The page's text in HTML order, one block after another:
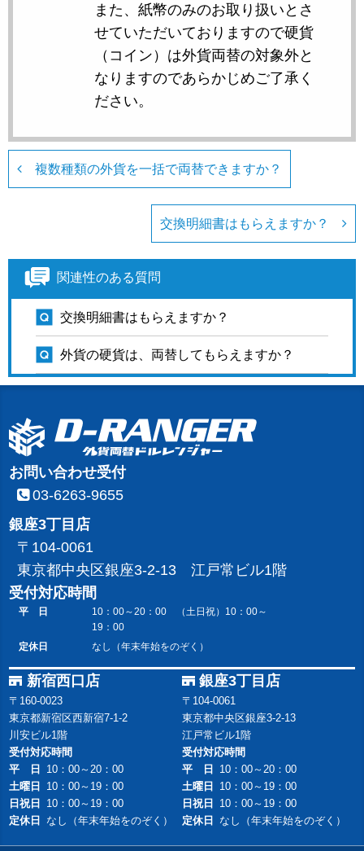
また、紙幣のみのお取り扱いとさ
せていただいておりますので硬貨
（コイン）は外貨両替の対象外と
なりますのであらかじめご了承く
ださい。
複数種類の外貨を一括で両替できますか？
交換明細書はもらえますか？
関連性のある質問
交換明細書はもらえますか？
外貨の硬貨は、両替してもらえますか？
お問い合わせ受付
03-6263-9655
銀座3丁目店
〒104-0061
東京都中央区銀座3-2-13 江戸常ビル1階
受付対応時間
平 日
10：00～20：00 （土日祝）10：00～
19：00
定休日
なし（年末年始をのぞく）
新宿西口店
〒160-0023
東京都新宿区西新宿7-1-2
川安ビル1階
受付対応時間
平 日
10：00～20：00
土曜日
10：00～19：00
日祝日
10：00～19：00
定休日
なし（年末年始をのぞく）
銀座3丁目店
〒104-0061
東京都中央区銀座3-2-13
江戸常ビル1階
受付対応時間
平 日
10：00～20：00
土曜日
10：00～19：00
日祝日
10：00～19：00
定休日
なし（年末年始をのぞく）